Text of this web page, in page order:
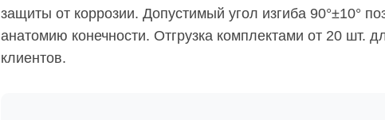
защиты от коррозии. Допустимый угол изгиба 90°±10°
анатомию конечности. Отгрузка комплектами от 20 шт.
клиентов.